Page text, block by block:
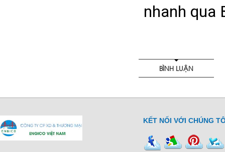
nhanh qua
BÌNH LUẬN
KẾT NỐI VỚI CHÚNG